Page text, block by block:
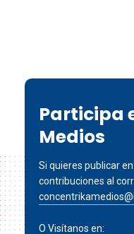
Participa
Medios
Si quieres publicar
contribuciones al
O Visítanos en: